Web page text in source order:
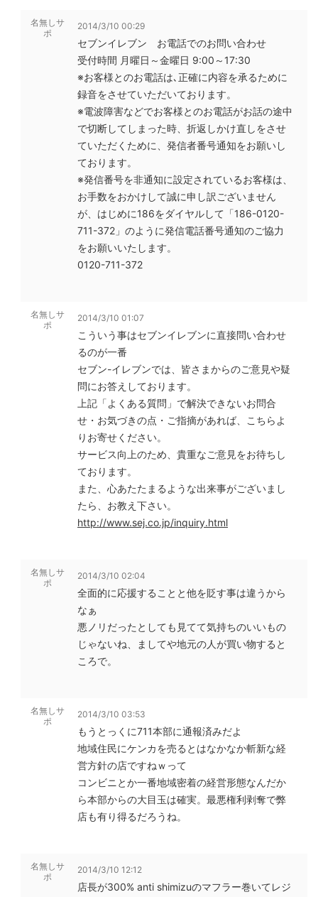
名無しサ
ポ
2014/3/10 00:29
セブンイレブン お電話でのお問い合わせ
受付時間 月曜日～金曜日 9:00～17:30
※お客様とのお電話は､正確に内容を承るために
録音をさせていただいております。
※電波障害などでお客様とのお電話がお話の途中
で切断してしまった時、折返しかけ直しをさせ
ていただくために、発信者番号通知をお願いし
ております。
※発信番号を非通知に設定されているお客様は、
お手数をおかけして誠に申し訳ございません
が、はじめに186をダイヤルして「186-0120-
711-372」のように発信電話番号通知のご協力
をお願いいたします。
0120-711-372
名無しサ
ポ
2014/3/10 01:07
こういう事はセブンイレブンに直接問い合わせ
るのが一番
セブン-イレブンでは、皆さまからのご意見や疑
問にお答えしております。
上記「よくある質問」で解決できないお問合
せ・お気づきの点・ご指摘があれば、こちらよ
りお寄せください。
サービス向上のため、貴重なご意見をお待ちし
ております。
また、心あたたまるような出来事がございまし
たら、お教え下さい。
http://www.sej.co.jp/inquiry.html
名無しサ
ポ
2014/3/10 02:04
全面的に応援することと他を貶す事は違うから
なぁ
悪ノリだったとしても見てて気持ちのいいもの
じゃないね、ましてや地元の人が買い物すると
ころで。
名無しサ
ポ
2014/3/10 03:53
もうとっくに711本部に通報済みだよ
地域住民にケンカを売るとはなかなか斬新な経
営方針の店ですねｗって
コンビニとか一番地域密着の経営形態なんだか
ら本部からの大目玉は確実。最悪権利剥奪で弊
店も有り得るだろうね。
名無しサ
ポ
2014/3/10 12:12
店長が300% anti shimizuのマフラー巻いてレジ